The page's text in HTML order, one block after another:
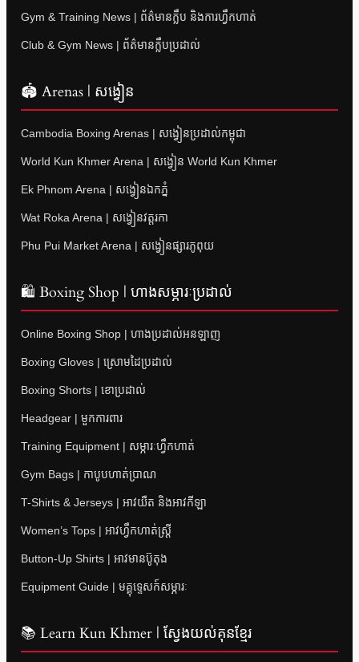
Gym & Training News | ព័ត៌មានក្លឹប និងការហ្វឹកហាត់
Club & Gym News | ព័ត៌មានក្លឹបប្រដាល់
🏟 Arenas | សង្វៀន
Cambodia Boxing Arenas | សង្វៀនប្រដាល់កម្ពុជា
World Kun Khmer Arena | សង្វៀន World Kun Khmer
Ek Phnom Arena | សង្វៀនឯកភ្នំ
Wat Roka Arena | សង្វៀនវត្តរកា
Phu Pui Market Arena | សង្វៀនផ្សារភូពុយ
🛍 Boxing Shop | ហាងសម្ភារៈប្រដាល់
Online Boxing Shop | ហាងប្រដាល់អនឡាញ
Boxing Gloves | ស្រោមដៃប្រដាល់
Boxing Shorts | ខោប្រដាល់
Headgear | មួកការពារ
Training Equipment | សម្ភារៈហ្វឹកហាត់
Gym Bags | កាបូបហាត់ប្រាណ
T-Shirts & Jerseys | អាវយឺត និងអាវកីឡា
Women’s Tops | អាវហ្វឹកហាត់ស្ត្រី
Button-Up Shirts | អាវមានប៊ូតុង
Equipment Guide | មគ្គុទ្ទេសក៍សម្ភារៈ
📚 Learn Kun Khmer | ស្វែងយល់គុនខ្មែរ